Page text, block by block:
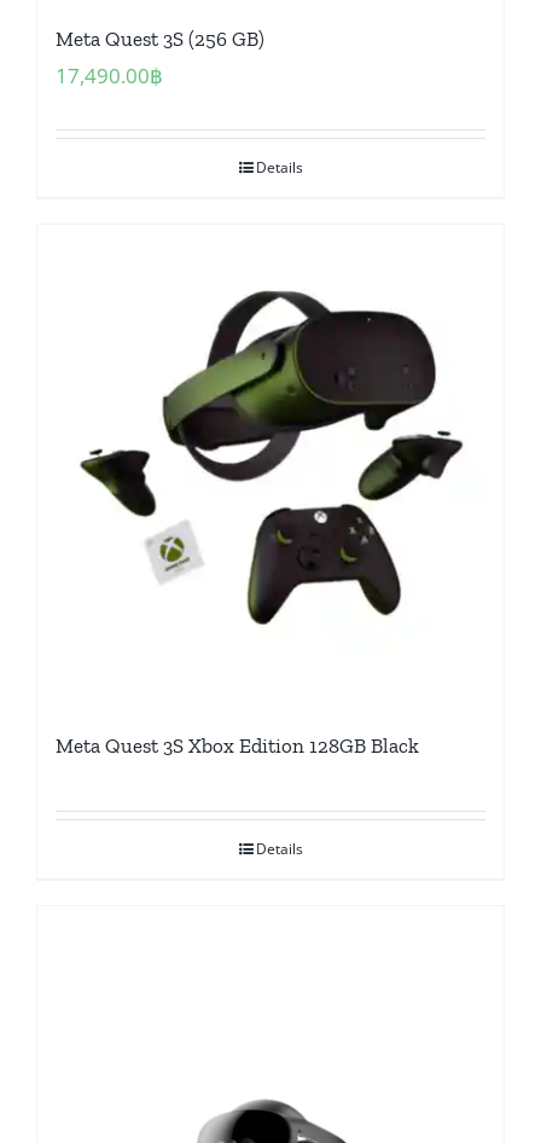
Meta Quest 3S (256 GB)
17,490.00฿
Details
Meta Quest 3S Xbox Edition 128GB Black
Details